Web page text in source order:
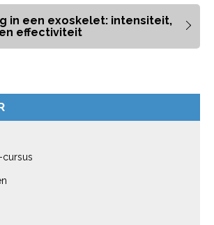
in een exoskelet: intensiteit,
effectiviteit